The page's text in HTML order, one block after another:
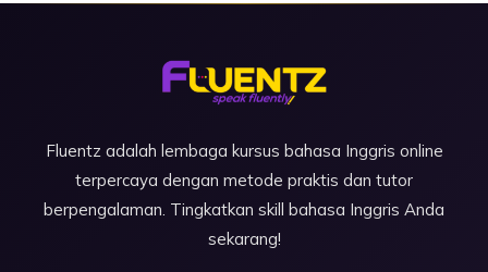
Fluentz adalah lembaga kursus bahasa Inggris online
terpercaya dengan metode praktis dan tutor
berpengalaman. Tingkatkan skill bahasa Inggris Anda
sekarang!